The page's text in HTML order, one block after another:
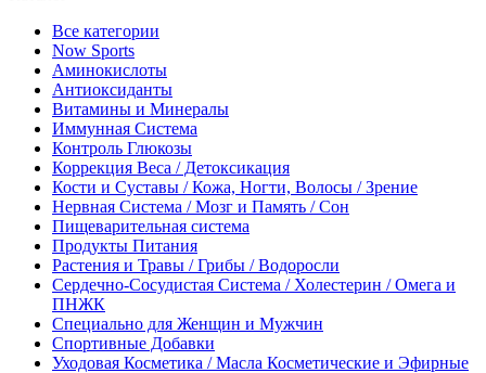
Все категории
Now Sports
Аминокислоты
Антиоксиданты
Витамины и Минералы
Иммунная Система
Контроль Глюкозы
Коррекция Веса / Детоксикация
Кости и Суставы / Кожа, Ногти, Волосы / Зрение
Нервная Система / Мозг и Память / Сон
Пищеварительная система
Продукты Питания
Растения и Травы / Грибы / Водоросли
Сердечно-Сосудистая Система / Холестерин / Омега и
ПНЖК
Специально для Женщин и Мужчин
Спортивные Добавки
Уходовая Косметика / Масла Косметические и Эфирные